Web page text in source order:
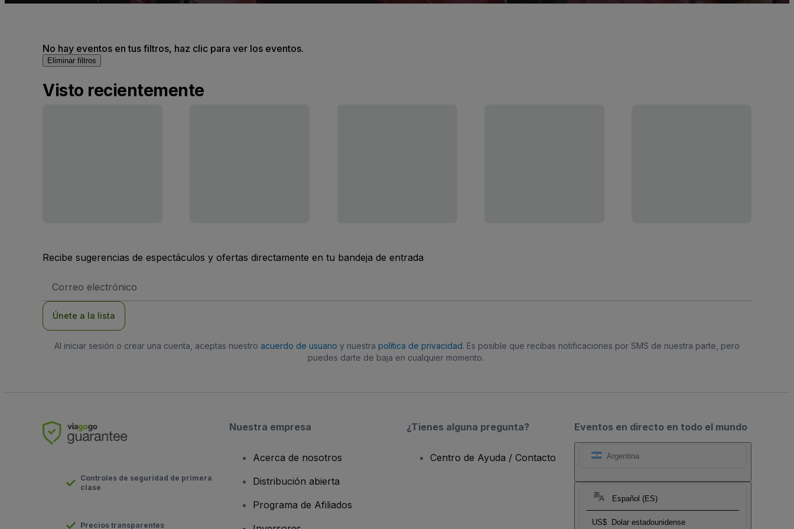
No hay eventos en tus filtros, haz clic para ver los eventos.
Eliminar filtros
Visto recientemente
Recibe sugerencias de espectáculos y ofertas directamente en tu bandeja de entrada
de
Únete a la lista
Al iniciar sesión o crear una cuenta, aceptas nuestro acuerdo de usuario y nuestra política de privacidad. Es posible que recibas notificaciones por SMS de nuestra parte, pero
puedes darte de baja en cualquier momento.
Eventos en directo en todo el mundo
Argentina
Español (ES)
US$ Dolar estadounidense
Controles de seguridad de primera
clase
Precios transparentes
Nuestra empresa
Acerca de nosotros
Distribución abierta
Programa de Afiliados
¿Tienes alguna pregunta?
Centro de Ayuda / Contacto